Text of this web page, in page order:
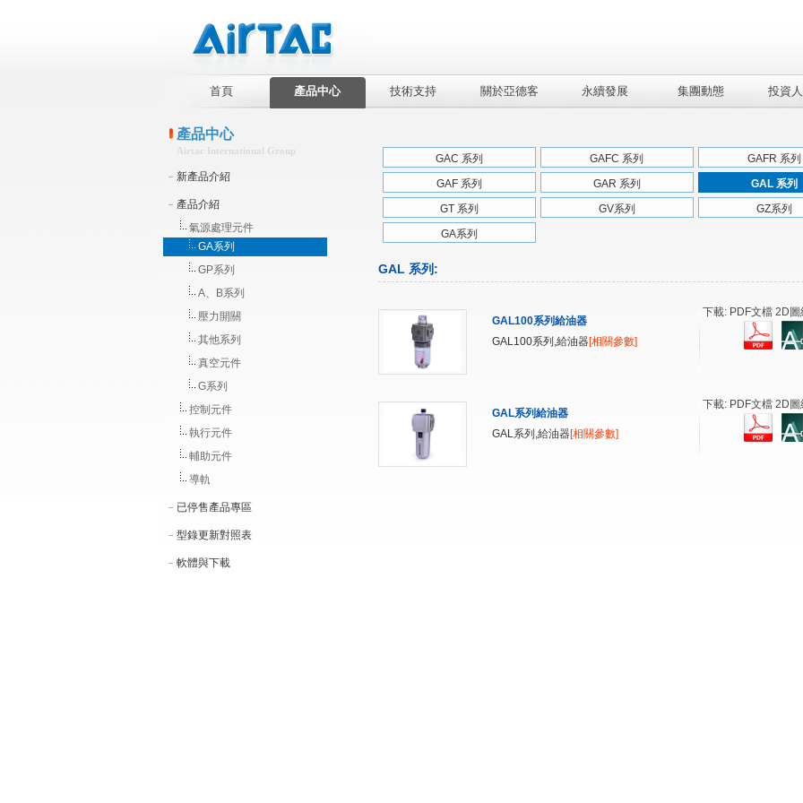
首頁 產品中心 技術支持 關於亞德客 永續發展 集團動態 投資
產品中心
Airtac International Group
新產品介紹
產品介紹
氣源處理元件
GA系列
GP系列
A、B系列
壓力開關
其他系列
真空元件
G系列
控制元件
執行元件
輔助元件
導軌
已停售產品專區
型錄更新對照表
軟體與下載
GAC 系列 GAFC 系列
GAFR 系列
GAF 系列
GAR 系列
GAL 系列
GT 系列
GV系列
GZ系列
GA系列
GAL 系列 :
GAL100系列給油器
GAL100系列,給油器[相關參數]
下載: PDF文檔 2D圖
GAL系列給油器
GAL系列,給油器[相關參數]
下載: PDF文檔 2D圖